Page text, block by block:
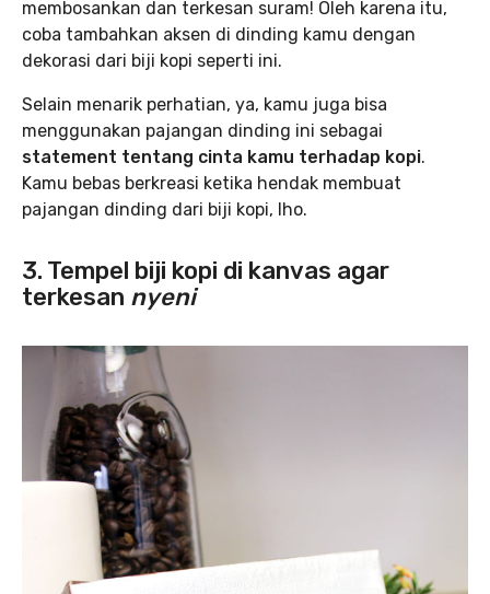
membosankan dan terkesan suram! Oleh karena itu,
coba tambahkan aksen di dinding kamu dengan
dekorasi dari biji kopi seperti ini.
Selain menarik perhatian, ya, kamu juga bisa
menggunakan pajangan dinding ini sebagai
statement tentang cinta kamu terhadap kopi.
Kamu bebas berkreasi ketika hendak membuat
pajangan dinding dari biji kopi, lho.
3. Tempel biji kopi di kanvas agar
terkesan nyeni